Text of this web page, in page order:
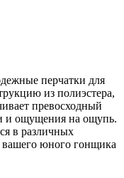
перчатки для
из полиэстера,
превосходный
и ощущения на ощупь.
в различных
вашего юного гонщика